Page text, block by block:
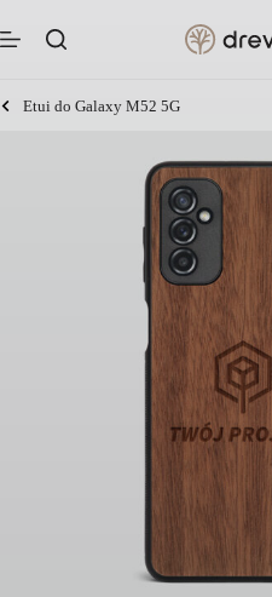
do
treści
Etui do Galaxy M52 5G